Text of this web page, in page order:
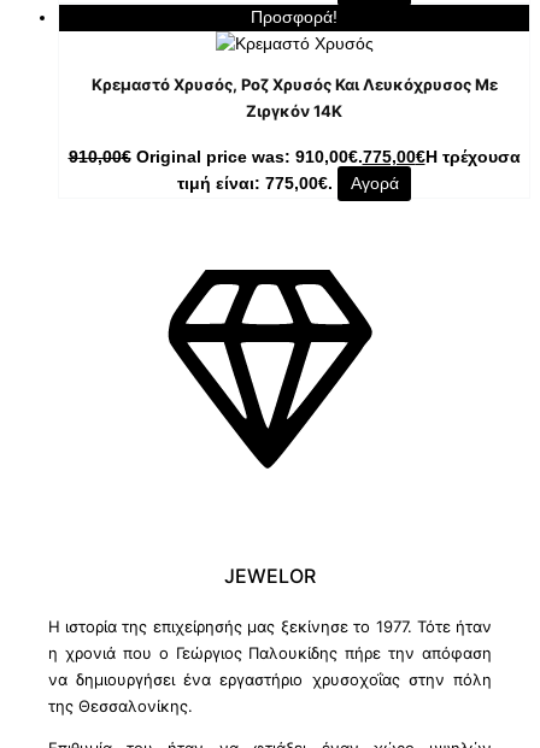
Προσφορά!
Κρεμαστό Χρυσός, Ροζ Χρυσός Και Λευκόχρυσος Με
Ζιργκόν 14K
910,00€ Original price was: 910,00€.775,00€Η τρέχουσα
τιμή είναι: 775,00€.
Αγορά
JEWELOR
Η ιστορία της επιχείρησής μας ξεκίνησε το 1977. Τότε ήταν
η χρονιά που ο Γεώργιος Παλουκίδης πήρε την απόφαση
να δημιουργήσει ένα εργαστήριο χρυσοχοΐας στην πόλη
της Θεσσαλονίκης.